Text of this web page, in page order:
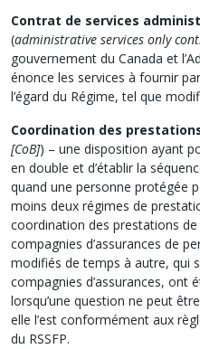
Contrat de services
(administrative services only
gouvernement du Canada et
énonce les services à fournir
l’égard du Régime, tel que
Coordination des
[CoB]) – une disposition ayant
en double et d’établir la
quand une personne protégée
moins deux régimes de
coordination des prestations de
compagnies d’assurances de
modifiés de temps à autre, qui
compagnies d’assurances, ont
lorsqu’une question ne peut
elle l’est conformément aux
du RSSFP.